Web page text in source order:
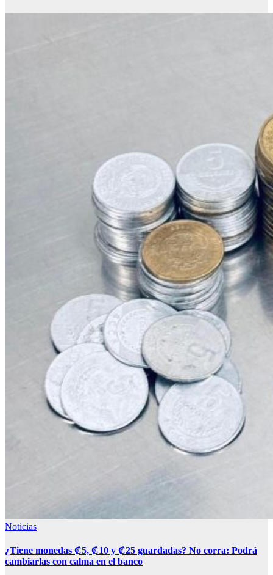
Noticias
¿Tiene monedas ₡5, ₡10 y ₡25 guardadas? No corra: Podrá
cambiarlas con calma en el banco